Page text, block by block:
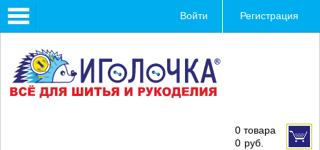
Toggle
navigation
Войти Регистрация
0 товара
0 руб.